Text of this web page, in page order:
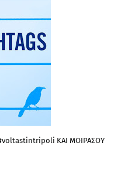
ΚΑΙ ΜΟΙΡΑΣΟΥ